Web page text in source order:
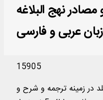
نهج البلاغه
15905
عنوان کتاب در 389 جلد در زمینه ترجمه و شرح و